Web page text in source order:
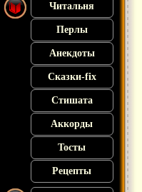
Читальня
Перлы
Анекдоты
Сказки-fix
Стишата
Аккорды
Тосты
Рецепты